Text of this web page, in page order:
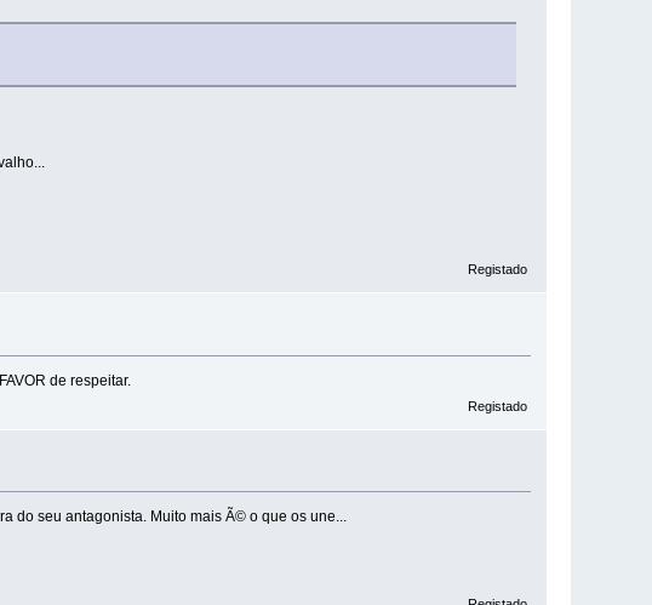
Registado
de respeitar.
Registado
do seu antagonista. Muito mais Ã© o que os une...